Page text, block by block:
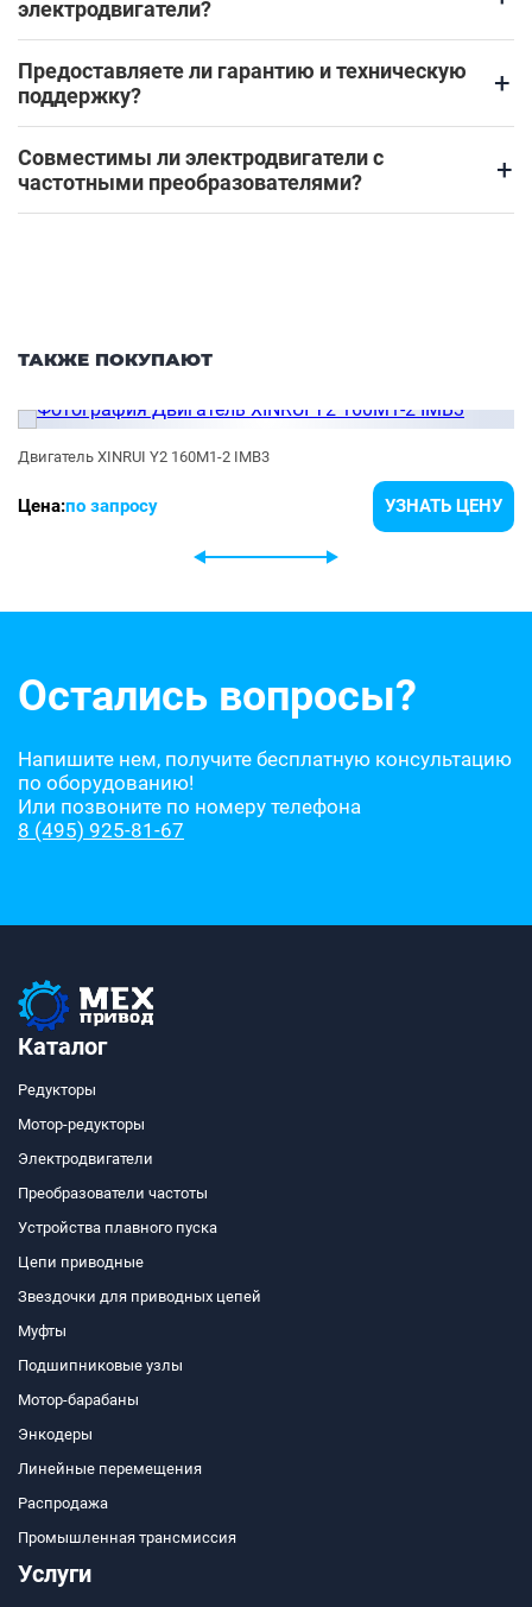
электродвигатели?
Предоставляете ли гарантию и техническую
поддержку?
+
Совместимы ли электродвигатели с
частотными преобразователями?
+
ТАКЖЕ ПОКУПАЮТ
Двигатель XINRUI Y2 160M1-2 IMB3
Цена:по запросу УЗНАТЬ ЦЕНУ
Остались вопросы?
Напишите нем, получите бесплатную консультацию
по оборудованию!
Или позвоните по номеру телефона
8 (495) 925-81-67
Каталог
Редукторы
Мотор-редукторы
Электродвигатели
Преобразователи частоты
Устройства плавного пуска
Цепи приводные
Звездочки для приводных цепей
Муфты
Подшипниковые узлы
Мотор-барабаны
Энкодеры
Линейные перемещения
Распродажа
Промышленная трансмиссия
Услуги